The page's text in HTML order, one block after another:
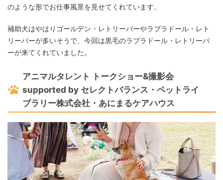
のような形でお仕事風景を見せてくれています。
補助犬はやはりゴールデン・レトリーバーやラブラドール・レト
リーバーが多いそうで、今回は黒毛のラブラドール・レトリーバ
ーが来てくれていました。
アニマルタレント トークショー&撮影会
supported by セレクトバランス・ペットライ
ブラリー株式会社・あにまるケアハウス